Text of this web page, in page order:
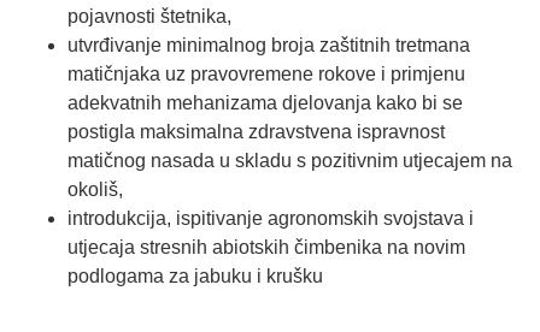
pojavnosti štetnika,
utvrđivanje minimalnog broja zaštitnih tretmana
matičnjaka uz pravovremene rokove i primjenu
adekvatnih mehanizama djelovanja kako bi se
postigla maksimalna zdravstvena ispravnost
matičnog nasada u skladu s pozitivnim utjecajem na
okoliš,
introdukcija, ispitivanje agronomskih svojstava i
utjecaja stresnih abiotskih čimbenika na novim
podlogama za jabuku i krušku